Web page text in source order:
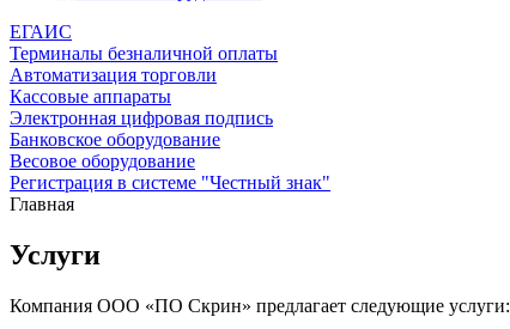
ЕГАИС
Терминалы безналичной оплаты
Автоматизация торговли
Кассовые аппараты
Электронная цифровая подпись
Банковское оборудование
Весовое оборудование
Регистрация в системе "Честный знак"
Главная
Услуги
Компания ООО «ПО Скрин» предлагает следующие услуги: